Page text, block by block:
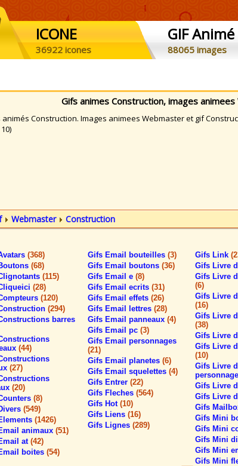
ICONE
36922 icones
GIF Animé
88065 images
Gifs animes Construction, images
Construction. Images animees Webmaster et gif
Webmaster Construction
(368)
(68)
(115)
(28)
(120)
(294)
barres
(44)
(27)
(20)
(8)
(549)
(1426)
animaux (51)
at (42)
boites (54)
Gifs Email bouteilles (3)
Gifs Email boutons (36)
Gifs Email e (8)
Gifs Email ecrits (31)
Gifs Email effets (26)
Gifs Email lettres (28)
Gifs Email panneaux (4)
Gifs Email pc (3)
Gifs Email personnages
(21)
Gifs Email planetes (6)
Gifs Email squelettes (4)
Gifs Entrer (22)
Gifs Fleches (564)
Gifs Hot (10)
Gifs Liens (16)
Gifs Lignes (289)
Gifs Link
Gifs Livre
Gifs Livre
(6)
Gifs Livre
(16)
Gifs Livre
(38)
Gifs Livre
Gifs Livre
(10)
Gifs Livre
Gifs Livre
Gifs Livre
Gifs
Gifs Mini
Gifs Mini
Gifs Mini
Gifs Mini
Gifs Mini